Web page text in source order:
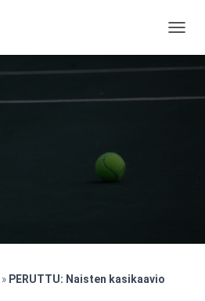
A
G
» PERUTTU: Naisten kasikaavio